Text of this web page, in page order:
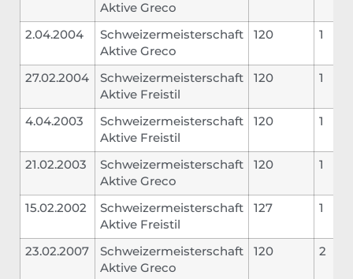
Aktive Greco
2.04.2004
Schweizermeisterschaft
Aktive Greco
120 1
27.02.2004
Schweizermeisterschaft
Aktive Freistil
120 1
4.04.2003
Schweizermeisterschaft
Aktive Freistil
120 1
21.02.2003
Schweizermeisterschaft
Aktive Greco
120 1
15.02.2002
Schweizermeisterschaft
Aktive Freistil
127 1
23.02.2007
Schweizermeisterschaft
Aktive Greco
120 2